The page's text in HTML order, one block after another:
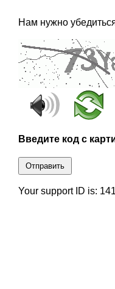
Нам нужно
Введите код с
Отправить
Your support ID is: